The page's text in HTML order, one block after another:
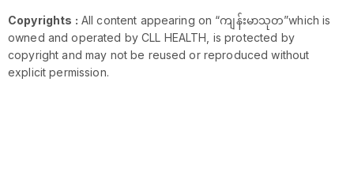
Copyrights : All content appearing on “ကျန်းမာသုတ”which is
owned and operated by CLL HEALTH, is protected by
copyright and may not be reused or reproduced without
explicit permission.